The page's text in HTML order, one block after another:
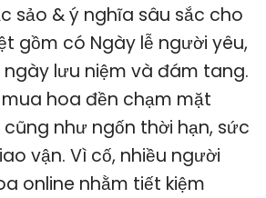
sảo & ý nghĩa sâu sắc cho
gồm có Ngày lễ người yêu,
lưu niệm và đám tang.
mua hoa đền chạm mặt
cũng như ngốn thời hạn, sức
vận. Vì cố, nhiều người
online nhằm tiết kiệm